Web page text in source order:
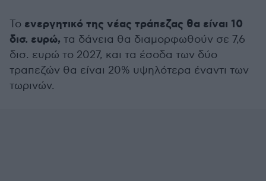
Το ενεργητικό της νέας τράπεζας θα είναι 10
δισ. ευρώ, τα δάνεια θα διαμορφωθούν σε 7,6
δισ. ευρώ το 2027, και τα έσοδα των δύο
τραπεζών θα είναι 20% υψηλότερα έναντι των
τωρινών.